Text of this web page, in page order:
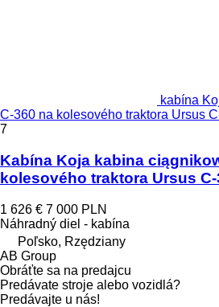
kabína
C-360 na kolesového traktora Ursus
7
Kabína Koja kabina
kolesového traktora Ursus C-
1 626 € 7 000 PLN
Náhradný diel - kabína
Poľsko, Rzędziany
AB Group
Obráťte sa na predajcu
Predávate stroje alebo vozidlá?
Predávajte u nás!